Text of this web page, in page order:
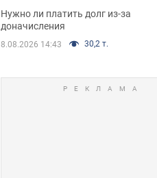
судья вынес
неожиданное решение
Нужно ли платить долг из-за
доначисления
8.08.2026 14:43 30,2 т.